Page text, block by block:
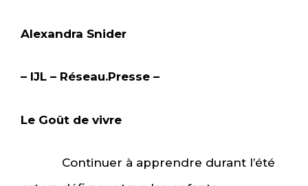
Alexandra Snider
– IJL – Réseau.Presse –
Le Goût de vivre
Continuer à apprendre durant l’été